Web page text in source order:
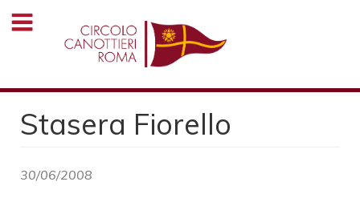
Salta
Stasera Fiorello
30/06/2008